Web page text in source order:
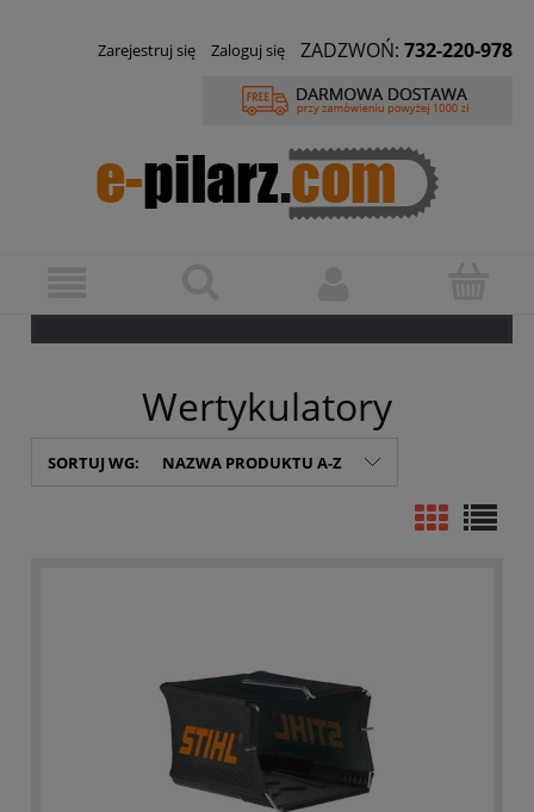
Zarejestruj się Zaloguj się ZADZWOŃ: 732-220-978
Wertykulatory
SORTUJ WG: NAZWA PRODUKTU A-Z